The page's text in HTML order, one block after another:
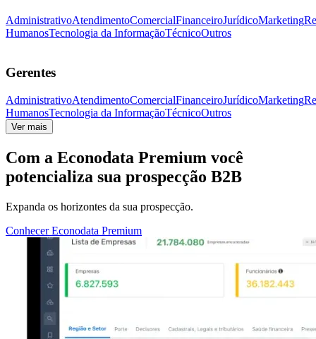
AdministrativoAtendimentoComercialFinanceiroJurídicoMarketing
HumanosTecnologia da InformaçãoTécnicoOutros
Gerentes
AdministrativoAtendimentoComercialFinanceiroJurídicoMarketing
HumanosTecnologia da InformaçãoTécnicoOutros
Ver mais
Com a Econodata Premium você
potencializa sua prospecção B2B
Expanda os horizontes da sua prospecção.
Conhecer Econodata Premium